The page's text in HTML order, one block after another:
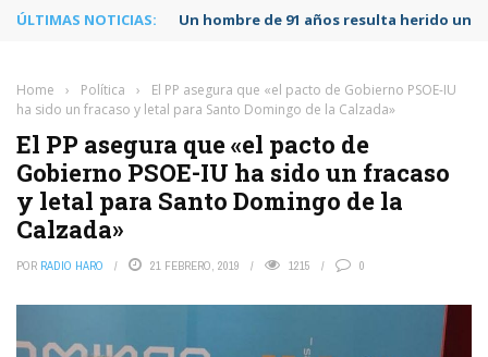
ÚLTIMAS NOTICIAS: Un hombre de 91 años resulta herido
Home › Política ›
El PP asegura que «el pacto de Gobierno PSOE-IU
ha sido un fracaso y letal para Santo Domingo de la Calzada»
El PP asegura que «el pacto de
Gobierno PSOE-IU ha sido un fracaso
y letal para Santo Domingo de la
Calzada»
POR RADIO HARO 21 FEBRERO, 2019 1215 0